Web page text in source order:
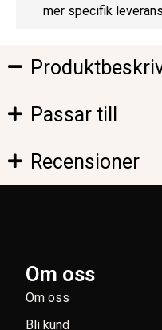
mer specifik
Passar till
Recensioner
Om oss
Om oss
Bli kund